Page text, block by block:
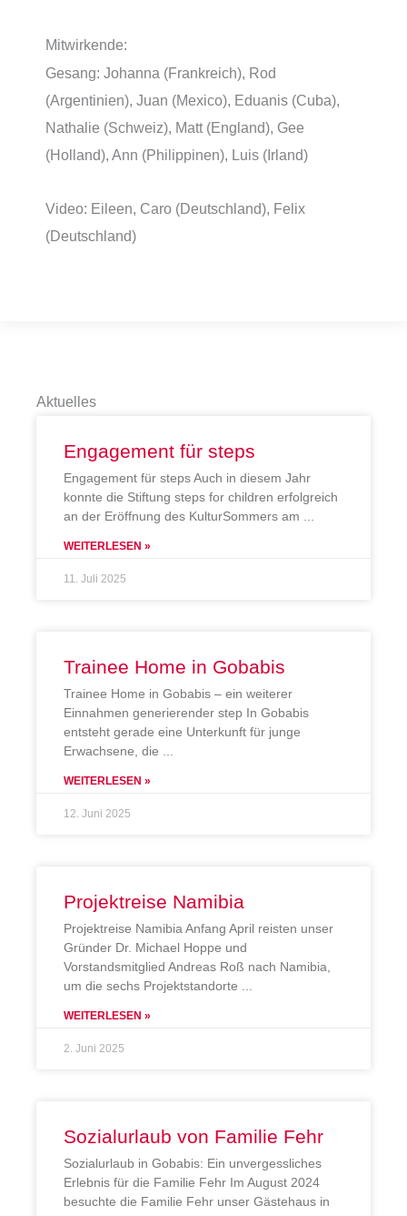
Mitwirkende:
Gesang: Johanna (Frankreich), Rod
(Argentinien), Juan (Mexico), Eduanis (Cuba),
Nathalie (Schweiz), Matt (England), Gee
(Holland), Ann (Philippinen), Luis (Irland)
Video: Eileen, Caro (Deutschland), Felix
(Deutschland)
Aktuelles
Engagement für steps
Engagement für steps Auch in diesem Jahr
konnte die Stiftung steps for children erfolgreich
an der Eröffnung des KulturSommers am
WEITERLESEN »
11. Juli 2025
Trainee Home in Gobabis
Trainee Home in Gobabis – ein weiterer
Einnahmen generierender step In Gobabis
entsteht gerade eine Unterkunft für junge
Erwachsene, die
WEITERLESEN »
12. Juni 2025
Projektreise Namibia
Projektreise Namibia Anfang April reisten unser
Gründer Dr. Michael Hoppe und
Vorstandsmitglied Andreas Roß nach Namibia,
um die sechs Projektstandorte
WEITERLESEN »
2. Juni 2025
Sozialurlaub von Familie Fehr
Sozialurlaub in Gobabis: Ein unvergessliches
Erlebnis für die Familie Fehr Im August 2024
besuchte die Familie Fehr unser Gästehaus in